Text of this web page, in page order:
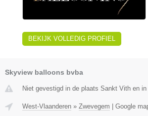
BEKIJK VOLLEDIG PROFIEL
Skyview balloons bvba
Niet gevestigd in de plaats Sankt Vith en in
West-Vlaanderen » Zwevegem | Google